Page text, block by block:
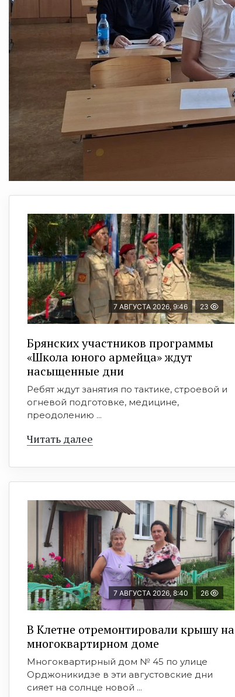
7 АВГУСТА 2026, 9:46 23
Брянских участников программы
«Школа юного армейца» ждут
насыщенные дни
Ребят ждут занятия по тактике, строевой и
огневой подготовке, медицине,
преодолению ...
Читать далее
7 АВГУСТА 2026, 8:40 26
В Клетне отремонтировали крышу на
многоквартирном доме
Многоквартирный дом № 45 по улице
Орджоникидзе в эти августовские дни
сияет на солнце новой ...